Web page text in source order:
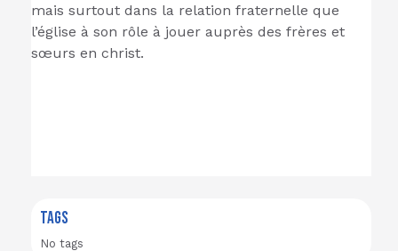
mais surtout dans la relation fraternelle que
l’église à son rôle à jouer auprès des frères et
sœurs en christ.
TAGS
No tags